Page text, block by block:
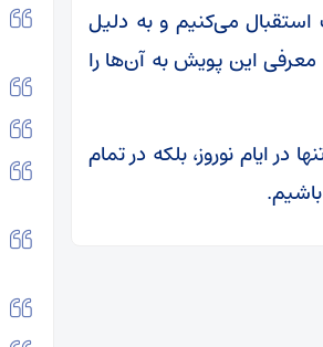
استقبال می‌کنیم و به دلیل
معرفی این پویش به آن‌ها را
ایام نوروز، بلکه در تمام